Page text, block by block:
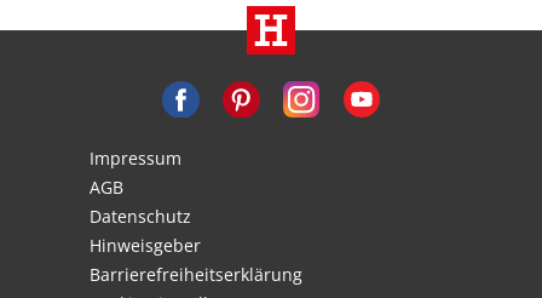
Impressum
AGB
Datenschutz
Hinweisgeber
Barrierefreiheitserklärung